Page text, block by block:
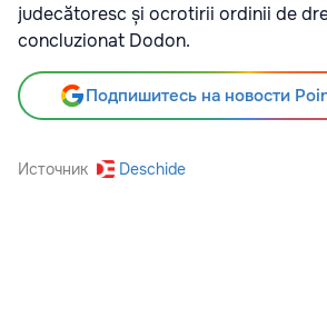
judecătoresc și ocrotirii ordinii de
concluzionat Dodon.
Подпишитесь на новости
Источник Deschide